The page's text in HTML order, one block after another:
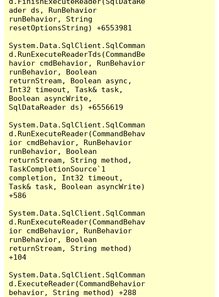
ader ds, RunBehavior
runBehavior, String
resetOptionsString) +6553981
System.Data.SqlClient.SqlComman
d.RunExecuteReaderTds(CommandBe
havior cmdBehavior, RunBehavior
runBehavior, Boolean
returnStream, Boolean async,
Int32 timeout, Task& task,
Boolean asyncWrite,
SqlDataReader ds) +6556619
System.Data.SqlClient.SqlComman
d.RunExecuteReader(CommandBehav
ior cmdBehavior, RunBehavior
runBehavior, Boolean
returnStream, String method,
TaskCompletionSource`1
completion, Int32 timeout,
Task& task, Boolean asyncWrite)
+586
System.Data.SqlClient.SqlComman
d.RunExecuteReader(CommandBehav
ior cmdBehavior, RunBehavior
runBehavior, Boolean
returnStream, String method)
+104
System.Data.SqlClient.SqlComman
d.ExecuteReader(CommandBehavior
behavior, String method) +288